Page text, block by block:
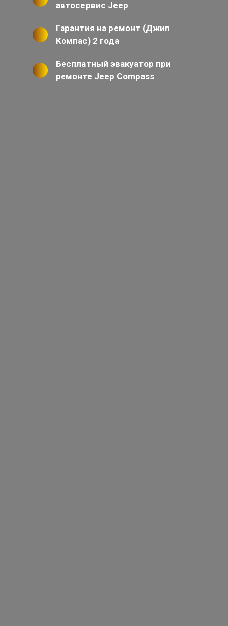
автосервис Jeep
Гарантия на ремонт (Джип
Компас) 2 года
Бесплатный эвакуатор при
ремонте Jeep Compass